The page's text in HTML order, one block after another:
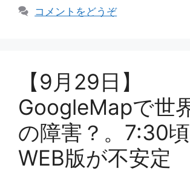
リ
コメントをどうぞ
【9月29日】
GoogleMapで世
の障害？。7:30
WEB版が不安定